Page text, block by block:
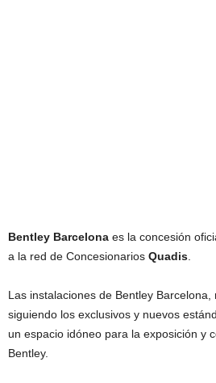
Bentley Barcelona es la concesión
a la red de Concesionarios Quadis
Las instalaciones de Bentley Barcelona,
siguiendo los exclusivos y nuevos
un espacio idóneo para la exposición y
Bentley.